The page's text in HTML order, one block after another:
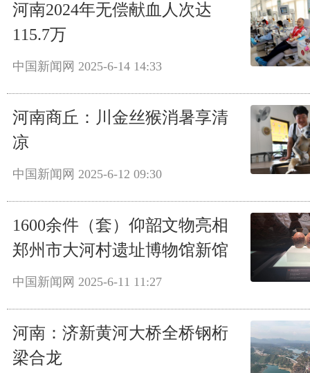
河南2024年无偿献血人次达
115.7万
中国新闻网 2025-6-14 14:33
河南商丘：川金丝猴消暑享清
凉
中国新闻网 2025-6-12 09:30
1600余件（套）仰韶文物亮相
郑州市大河村遗址博物馆新馆
中国新闻网 2025-6-11 11:27
河南：济新黄河大桥全桥钢桁
梁合龙